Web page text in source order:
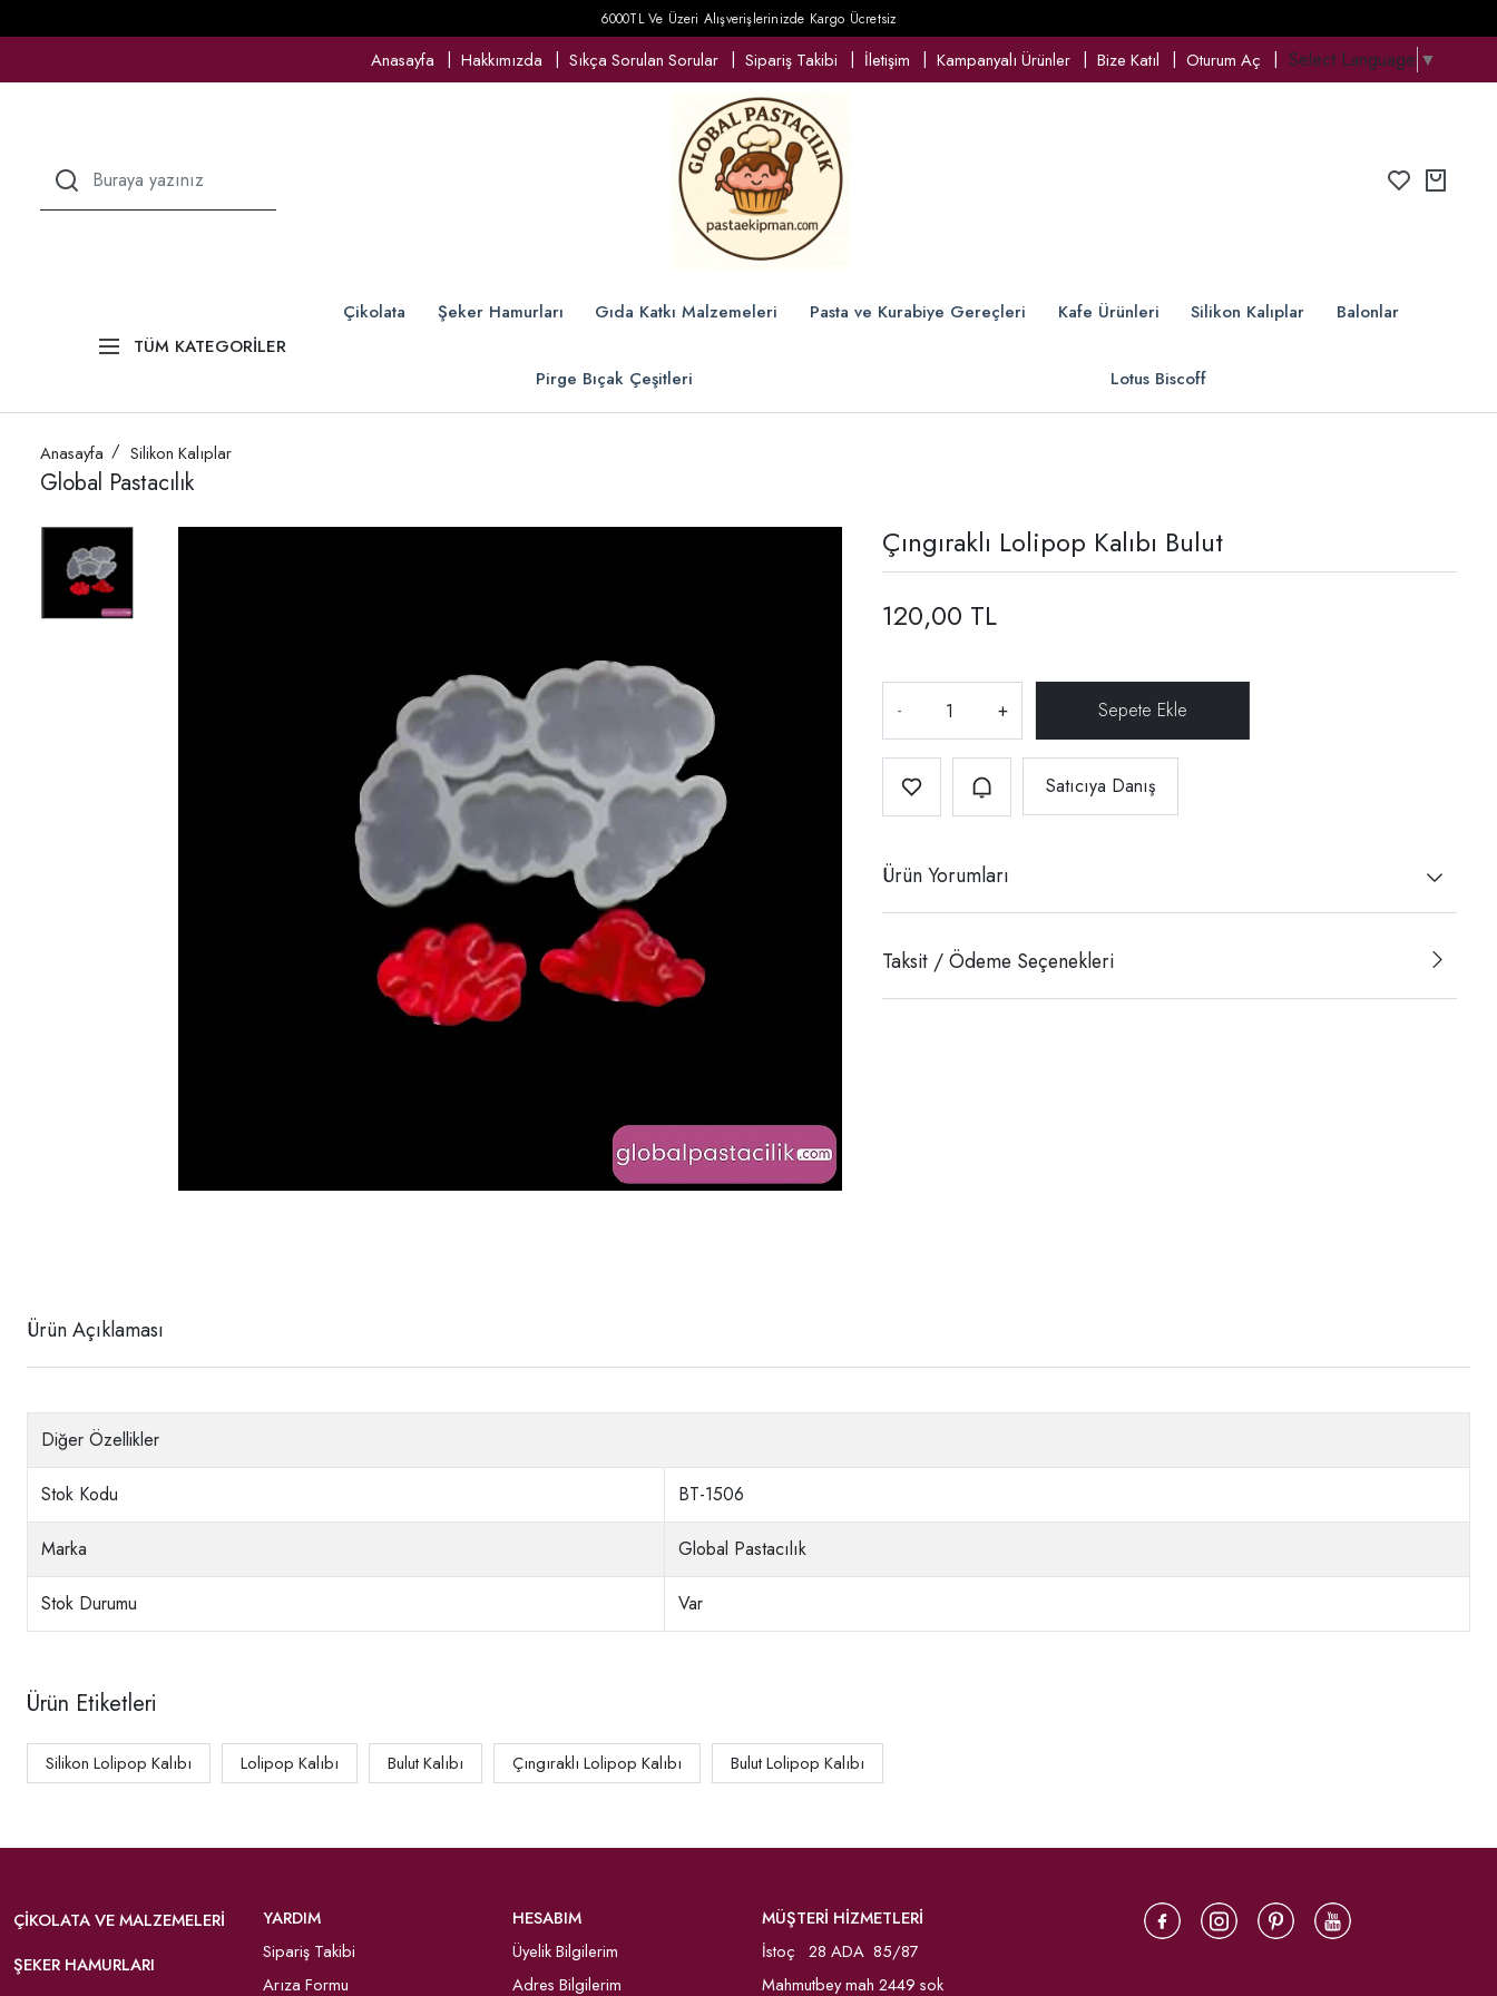
6000TL Ve Üzeri Alışverişlerinizde Kargo Ücretsiz
Anasayfa Hakkımızda Sıkça Sorulan Sorular Sipariş Takibi İletişim Kampanyalı Ürünler Bize Katıl Oturum Aç Select Language ▼
TÜM KATEGORİLER
Çikolata Şeker Hamurları Gıda Katkı Malzemeleri Pasta ve Kurabiye Gereçleri Kafe Ürünleri Silikon Kalıplar Balonlar
Pirge Bıçak Çeşitleri Lotus Biscoff
Anasayfa Silikon Kalıplar
Global Pastacılık
Çıngıraklı Lolipop Kalıbı Bulut
120,00 TL
- +
Satıcıya Danış
Ürün Yorumları
Taksit / Ödeme Seçenekleri
Ürün Açıklaması
Diğer Özellikler
Stok Kodu BT-1506
Marka Global Pastacılık
Stok Durumu Var
Ürün Etiketleri
Silikon Lolipop Kalıbı Lolipop Kalıbı Bulut Kalıbı Çıngıraklı Lolipop Kalıbı Bulut Lolipop Kalıbı
ÇIKOLATA VE MALZEMELERI
ŞEKER HAMURLARI
YARDIM
Sipariş Takibi
Arıza Formu
HESABIM
Üyelik Bilgilerim
Adres Bilgilerim
MÜŞTERİ HİZMETLERİ
İstoç 28 ADA 85/87
Mahmutbey mah 2449 sok